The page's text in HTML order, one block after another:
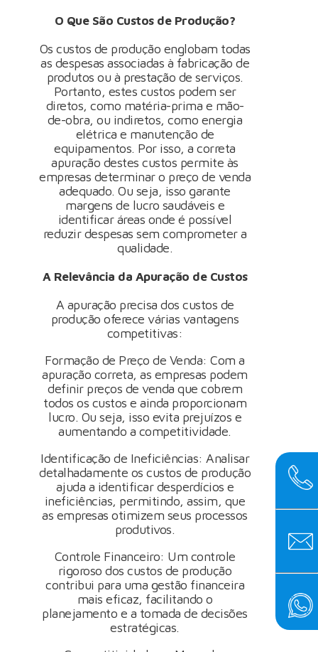
O Que São Custos de Produção?
Os custos de produção englobam todas
as despesas associadas à fabricação de
produtos ou à prestação de serviços.
Portanto, estes custos podem ser
diretos, como matéria-prima e mão-
de-obra, ou indiretos, como energia
elétrica e manutenção de
equipamentos. Por isso, a correta
apuração destes custos permite às
empresas determinar o preço de venda
adequado. Ou seja, isso garante
margens de lucro saudáveis e
identificar áreas onde é possível
reduzir despesas sem comprometer a
qualidade.
A Relevância da Apuração de Custos
A apuração precisa dos custos de
produção oferece várias vantagens
competitivas:
Formação de Preço de Venda: Com a
apuração correta, as empresas podem
definir preços de venda que cobrem
todos os custos e ainda proporcionam
lucro. Ou seja, isso evita prejuízos e
aumentando a competitividade.
Identificação de Ineficiências: Analisar
detalhadamente os custos de produção
ajuda a identificar desperdícios e
ineficiências, permitindo, assim, que
as empresas otimizem seus processos
produtivos.
Controle Financeiro: Um controle
rigoroso dos custos de produção
contribui para uma gestão financeira
mais eficaz, facilitando o
planejamento e a tomada de decisões
estratégicas.